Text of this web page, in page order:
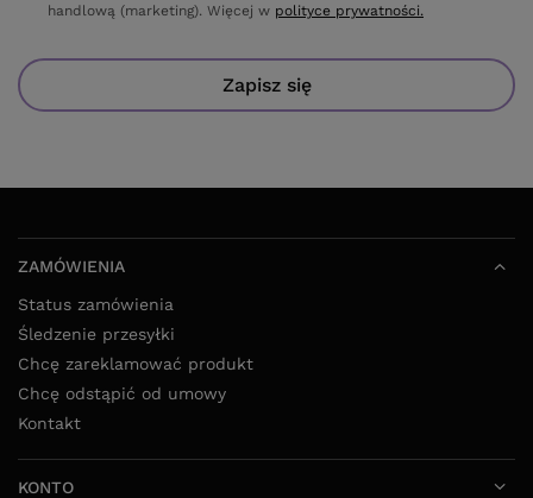
handlową (marketing). Więcej w polityce prywatności.
Zapisz się
ZAMÓWIENIA
Status zamówienia
Śledzenie przesyłki
Chcę zareklamować produkt
Chcę odstąpić od umowy
Kontakt
KONTO